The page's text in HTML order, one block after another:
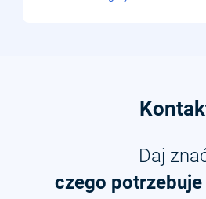
Daj
czego